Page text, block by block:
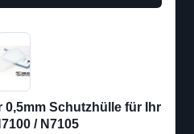
0,5mm Schutzhülle für Ihr
/ N7105